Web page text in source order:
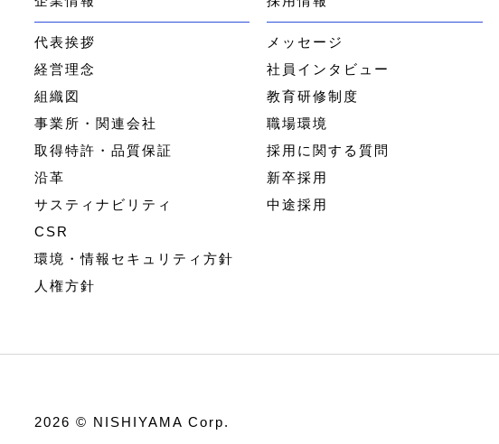
代表挨拶
経営理念
組織図
事業所・関連会社
取得特許・品質保証
沿革
サスティナビリティ
CSR
環境・情報セキュリティ方針
人権方針
メッセージ
社員インタビュー
教育研修制度
職場環境
採用に関する質問
新卒採用
中途採用
2026 © NISHIYAMA Corp.